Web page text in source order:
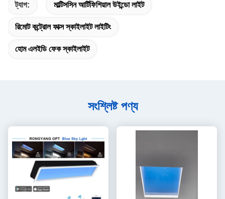
ট্যাগ: মাল্টিসসিন আর্টিফিশিয়াল উইন্ডো লাইট
রিমোট কন্ট্রোল ফাক্স স্কাইলাইট লাইটিং
হোম এলইডি ফেক স্কাইলাইট
সংশ্লিষ্ট পণ্য